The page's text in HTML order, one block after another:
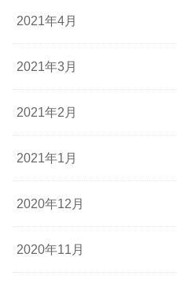
2021年4月
2021年3月
2021年2月
2021年1月
2020年12月
2020年11月